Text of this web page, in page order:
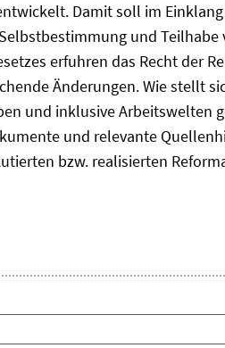
Damit soll im
und
erfuhren das Recht der
Änderungen. Wie stellt
und inklusive Arbeitswelten
und relevante
bzw. realisierten